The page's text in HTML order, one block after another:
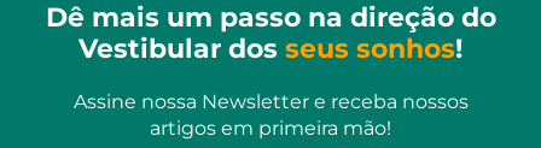
Dê mais um passo na direção do
Vestibular dos seus sonhos!
Assine nossa Newsletter e receba nossos
artigos em primeira mão!